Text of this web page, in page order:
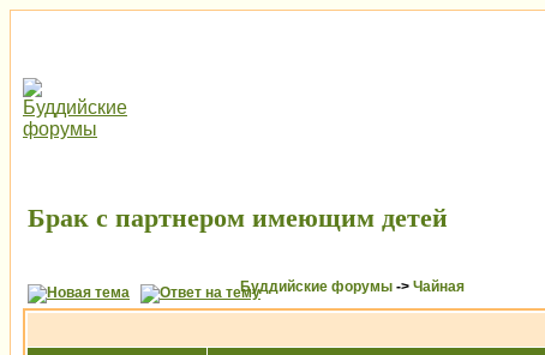
Брак с партнером имеющим детей
Буддийские форумы -> Чайная